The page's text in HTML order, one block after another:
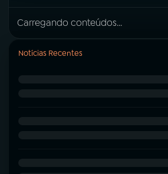
Carregando conteúdos...
Notícias Recentes